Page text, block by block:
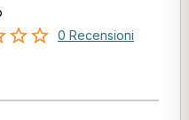
0 Recensioni